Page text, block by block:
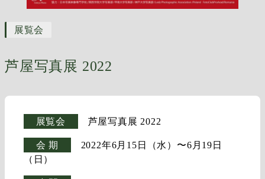
展覧会
芦屋写真展 2022
展覧会 芦屋写真展 2022
会 期
2022年6月15日（水）〜6月19日
（日）